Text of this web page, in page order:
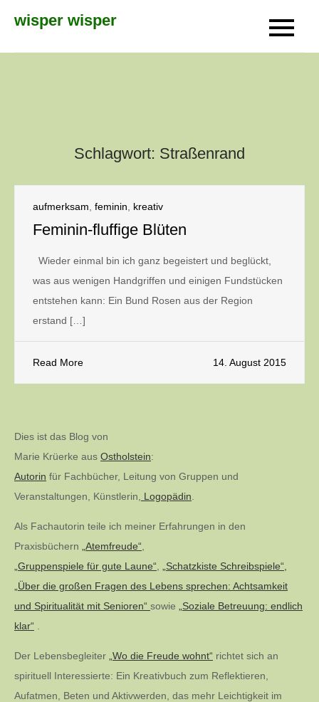
wisper wisper
Schlagwort: Straßenrand
aufmerksam feminin kreativ
Feminin-fluffige Blüten
Wieder einmal bin ich ganz begeistert und beglückt,
was aus wenigen Handgriffen und einigen Fundstücken
entstehen kann: Ein Bund Rosen aus der Region
erstand […]
Read More 14. August 2015
Dies ist das Blog von
Marie Krüerke aus Ostholstein:
Autorin für Fachbücher, Leitung von Gruppen und
Veranstaltungen, Künstlerin,
Logopädin
Als Fachautorin teile ich meiner Erfahrungen in den
Praxisbüchern
„Atemfreude“
„Gruppenspiele für gute Laune“
„Schatzkiste Schreibspiele“,
„Über die großen Fragen des Lebens sprechen: Achtsamkeit
und Spiritualität mit Senioren“ sowie
„Soziale Betreuung: endlich
klar“
Der Lebensbegleiter „Wo die Freude wohnt“ richtet sich an
spirituell Interessierte: Ein Kreativbuch zum Reflektieren,
Aufatmen, Beten und Aktivwerden, das mehr Leichtigkeit im